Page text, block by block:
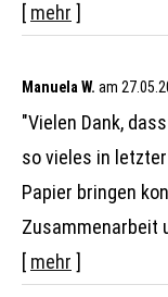
[ mehr ]
Manuela W. am
"Vielen Dank,
so vieles in
Papier bringen
Zusammenarbeit
[ mehr ]